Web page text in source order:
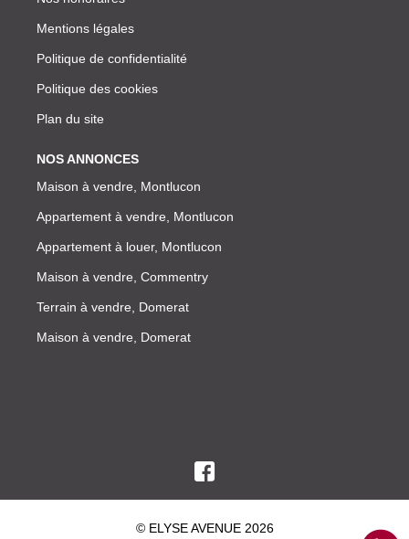
Mentions légales
Politique de confidentialité
Politique des cookies
Plan du site
NOS ANNONCES
Maison à vendre, Montlucon
Appartement à vendre, Montlucon
Appartement à louer, Montlucon
Maison à vendre, Commentry
Terrain à vendre, Domerat
Maison à vendre, Domerat
© ELYSE AVENUE 2026